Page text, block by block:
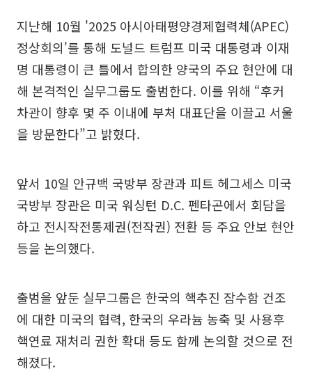
지난해 10월 '2025 아시아태평양경제협력체(APEC)
정상회의'를 통해 도널드 트럼프 미국 대통령과 이재
명 대통령이 큰 틀에서 합의한 양국의 주요 현안에 대
해 본격적인 실무그룹도 출범한다. 이를 위해 “후커
차관이 향후 몇 주 이내에 부처 대표단을 이끌고 서울
을 방문한다”고 밝혔다.
앞서 10일 안규백 국방부 장관과 피트 헤그세스 미국
국방부 장관은 미국 워싱턴 D.C. 펜타곤에서 회담을
하고 전시작전통제권(전작권) 전환 등 주요 안보 현안
등을 논의했다.
출범을 앞둔 실무그룹은 한국의 핵추진 잠수함 건조
에 대한 미국의 협력, 한국의 우라늄 농축 및 사용후
핵연료 재처리 권한 확대 등도 함께 논의할 것으로 전
해졌다.